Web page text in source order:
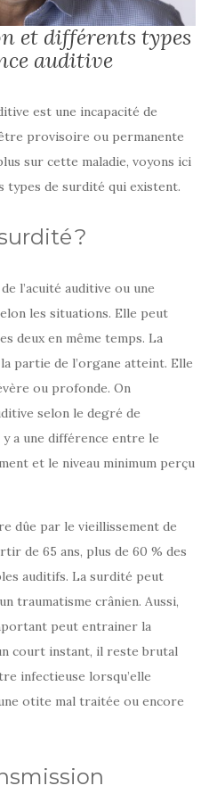
et différents types
auditive
est une incapacité de
provisoire ou permanente
sur cette maladie, voyons ici
de surdité qui existent.
?
l’acuité auditive ou une
les situations. Elle peut
deux en même temps. La
partie de l’organe atteint. Elle
ou profonde. On
selon le degré de
a une différence entre le
et le niveau minimum perçu
dûe par le vieillissement de
de 65 ans, plus de 60 % des
auditifs. La surdité peut
traumatisme crânien. Aussi,
peut entrainer la
court instant, il reste brutal
infectieuse lorsqu’elle
otite mal traitée ou encore